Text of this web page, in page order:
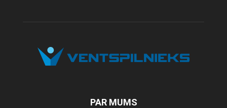
PAR MUMS